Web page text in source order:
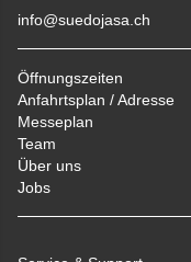
info@suedojasa.ch
Öffnungszeiten
Anfahrtsplan / Adresse
Messeplan
Team
Über uns
Jobs